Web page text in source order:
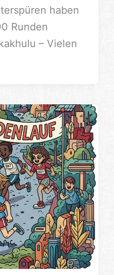
haben
Runden
– Vielen